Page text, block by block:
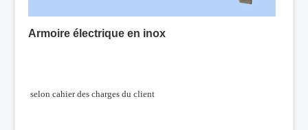
Armoire électrique en inox
selon cahier des charges du client